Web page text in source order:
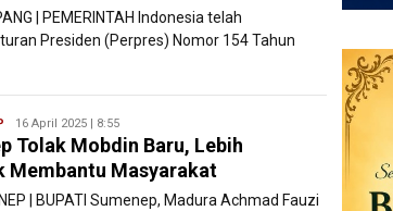
| PEMERINTAH Indonesia telah
Presiden (Perpres) Nomor 154 Tahun
Ryan
Karawang
16 April 2025 | 8:55
Tolak Mobdin Baru, Lebih
Membantu Masyarakat
| BUPATI Sumenep, Madura Achmad Fauzi